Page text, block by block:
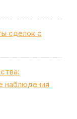
сделок с
наблюдения